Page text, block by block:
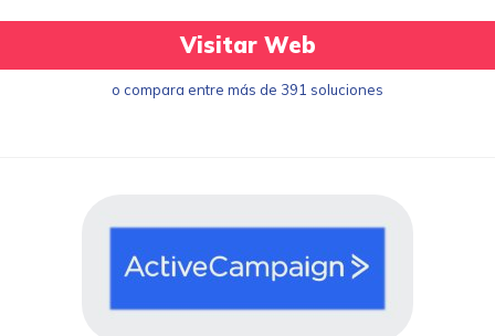
Visitar Web
o compara entre más de 391 soluciones